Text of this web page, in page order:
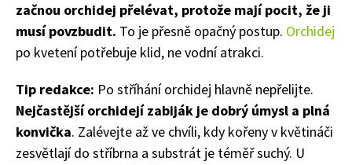
začnou orchidej přelévat, protože mají pocit, že ji
musí povzbudit. To je přesně opačný postup. Orchidej
po kvetení potřebuje klid, ne vodní atrakci.
Tip redakce: Po stříhání orchidej hlavně nepřelijte.
Nejčastější orchidejí zabiják je dobrý úmysl a plná
konvička. Zalévejte až ve chvíli, kdy kořeny v květináči
zesvětlají do stříbrna a substrát je téměř suchý. U